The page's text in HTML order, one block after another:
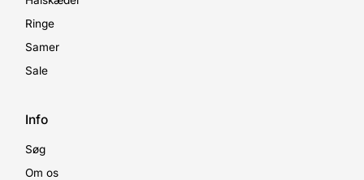
Ringe
Samer
Sale
Info
Søg
Om os